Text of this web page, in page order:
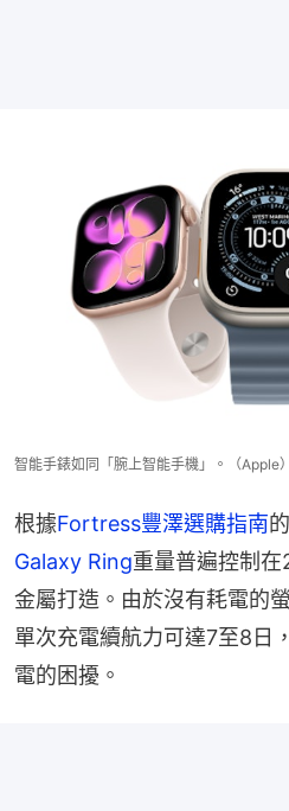
智能手錶如同「腕上智能手機」。（Apple）
根據Fortress豐澤選購指南
Galaxy Ring重量普遍控制
金屬打造。由於沒有耗電的
單次充電續航力可達7至8日
電的困擾。